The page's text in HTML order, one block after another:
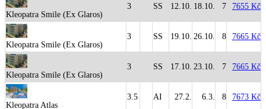
Kleopatra Smile (Ex Glaros)
3 SS 12.10. 18.10. 7 7655 Kč
Kleopatra Smile (Ex Glaros)
3 SS 19.10. 26.10. 8 7665 Kč
Kleopatra Smile (Ex Glaros)
3 SS 17.10. 23.10. 7 7665 Kč
Kleopatra Atlas
3.5 AI 27.2. 6.3. 8 7673 Kč